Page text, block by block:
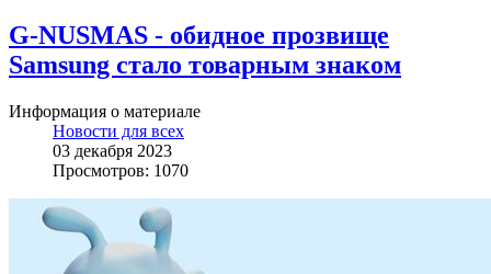
G-NUSMAS - обидное прозвище
Samsung стало товарным знаком
Информация о материале
Новости для всех
03 декабря 2023
Просмотров: 1070